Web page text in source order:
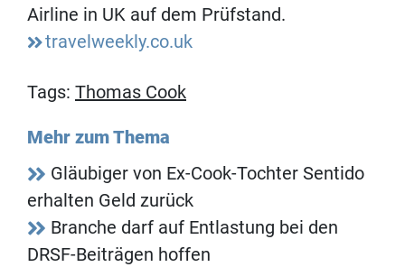
Airline in UK auf dem Prüfstand.
travelweekly.co.uk
Tags: Thomas Cook
Mehr zum Thema
Gläubiger von Ex-Cook-Tochter Sentido
erhalten Geld zurück
Branche darf auf Entlastung bei den
DRSF-Beiträgen hoffen